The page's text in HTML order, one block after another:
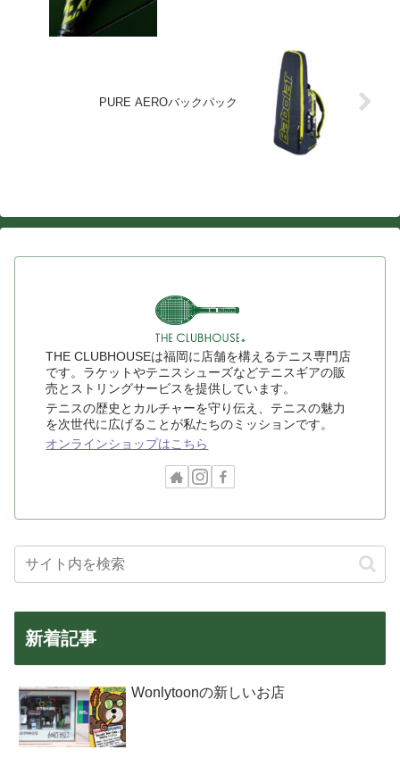
PURE AEROバックパック
THE CLUBHOUSEは福岡に店舗を構えるテニス専門店
です。ラケットやテニスシューズなどテニスギアの販
売とストリングサービスを提供しています。
テニスの歴史とカルチャーを守り伝え、テニスの魅力
を次世代に広げることが私たちのミッションです。
オンラインショップはこちら
新着記事
Wonlytoonの新しいお店